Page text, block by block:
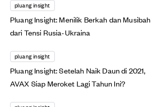
pluang insight
Pluang Insight: Menilik Berkah dan Musibah
dari Tensi Rusia-Ukraina
pluang insight
Pluang Insight: Setelah Naik Daun di 2021,
AVAX Siap Meroket Lagi Tahun Ini?